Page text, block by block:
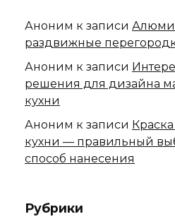
Аноним к записи
раздвижные
Аноним к записи
решения для дизайна
кухни
Аноним к записи
кухни — правильный
способ нанесения
Рубрики